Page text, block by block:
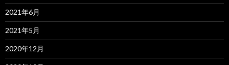
2021年6月
2021年5月
2020年12月